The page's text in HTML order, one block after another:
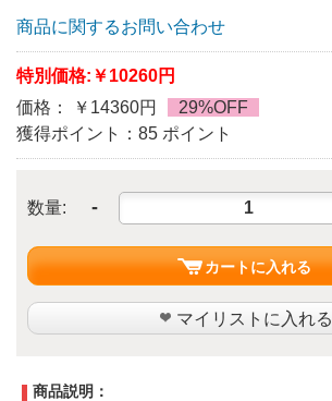
商品に関するお問い合わせ
特別価格: ￥10260円
価格： ￥14360円
29%OFF
獲得ポイント：85 ポイント
数量: -
カートに入れる
マイリストに入れる
商品説明：